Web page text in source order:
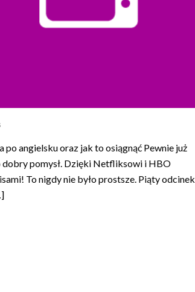
angielsku oraz jak to osiągnąć Pewnie już
dobry pomysł. Dzięki Netfliksowi i HBO
To nigdy nie było prostsze. Piąty odcinek